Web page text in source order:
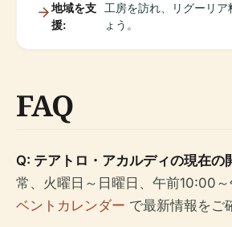
地域を支
援:
工房を訪れ、リグーリア
ょう。
FAQ
Q: テアトロ・アカルディの現在の
常、火曜日～日曜日、午前10:00～
ベントカレンダー で最新情報をご